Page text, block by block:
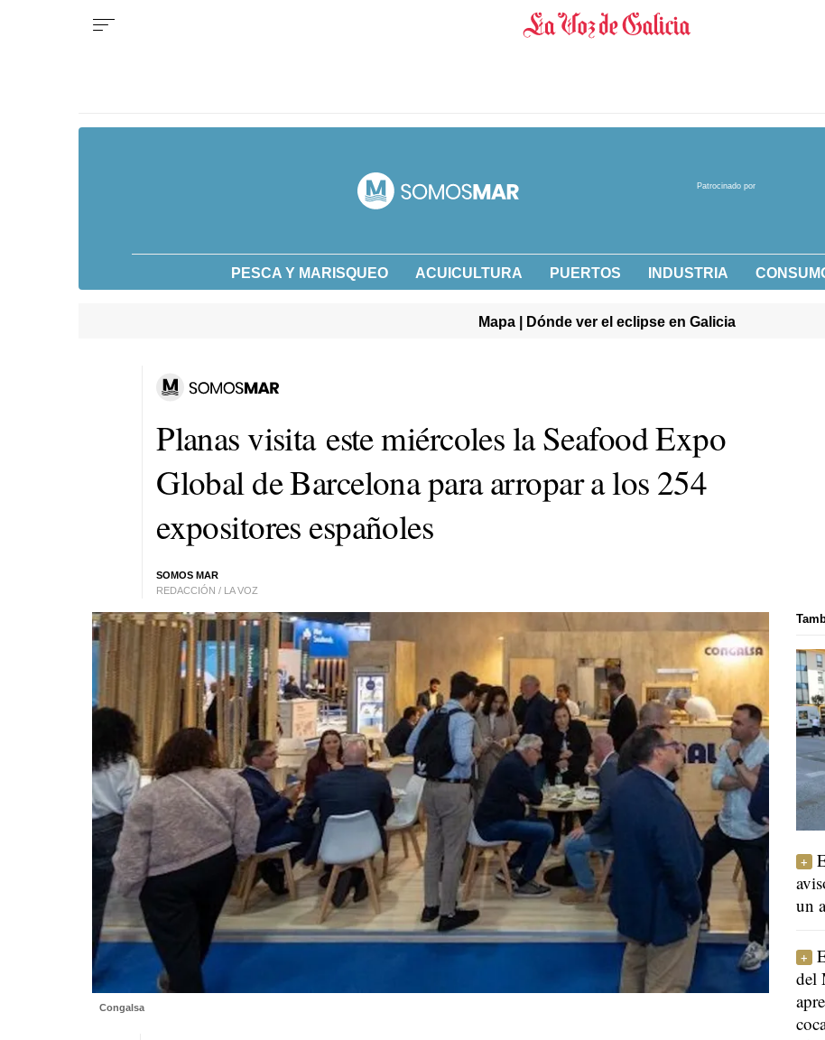
Patrocinado por
PESCA Y MARISQUEO ACUICULTURA PUERTOS INDUSTRIA
Mapa | Dónde ver el eclipse en Galicia
Planas visita este miércoles la Seafood Expo
Global de Barcelona para arropar a los 254
expositores españoles
SOMOS MAR
REDACCIÓN / LA VOZ
Congalsa
un
del